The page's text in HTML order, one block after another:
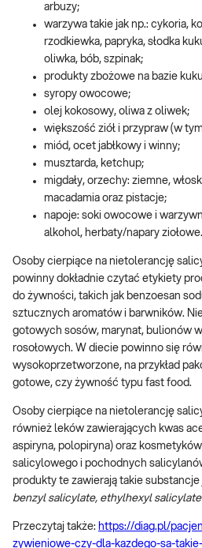
arbuzy;
warzywa takie jak np.: cykoria,
rzodkiewka, papryka, słodka
oliwka, bób, szpinak;
produkty zbożowe na bazie
syropy owocowe;
olej kokosowy, oliwa z oliwek;
większość ziół i przypraw (w
miód, ocet jabłkowy i winny;
musztarda, ketchup;
migdały, orzechy: ziemne,
macadamia oraz pistacje;
napoje: soki owocowe i
alkohol, herbaty/napary ziołowe.
Osoby cierpiące na nietolerancję
powinny dokładnie czytać etykiety
do żywności, takich jak benzoesan
sztucznych aromatów i barwników.
gotowych sosów, marynat, bulionów
rosołowych. W diecie powinno się
wysokoprzetworzone, na przykład
gotowe, czy żywność typu fast food.
Osoby cierpiące na nietolerancję
również leków zawierających kwas
aspiryna, polopiryna) oraz
salicylowego i pochodnych
produkty te zawierają takie substancje
benzyl salicylate, ethylhexyl
Przeczytaj także: https://diag.pl/
zywieniowe-czy-dla-kazdego-sa-